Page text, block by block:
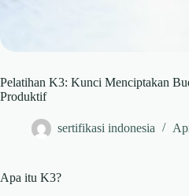
Pelatihan K3: Kunci Menciptakan
Produktif
sertifikasi indonesia
Apa itu K3?